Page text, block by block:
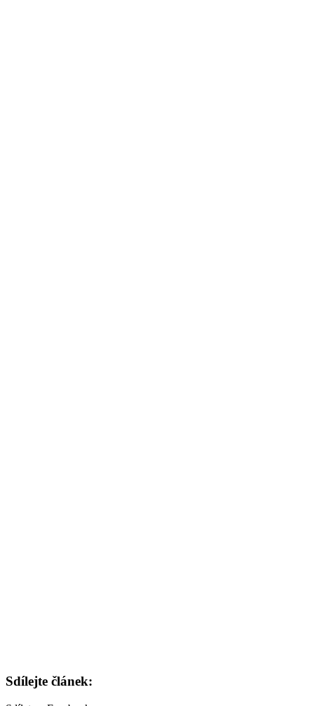
Sdílejte článek: